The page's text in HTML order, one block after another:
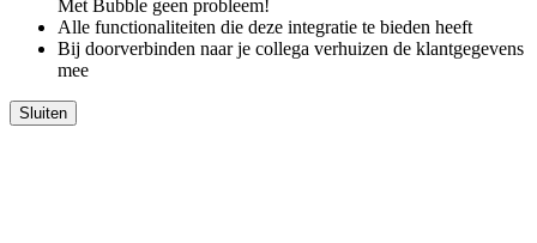
Met Bubble geen probleem!
Alle functionaliteiten die deze integratie te bieden heeft
Bij doorverbinden naar je collega verhuizen de klantgegevens
mee
Sluiten